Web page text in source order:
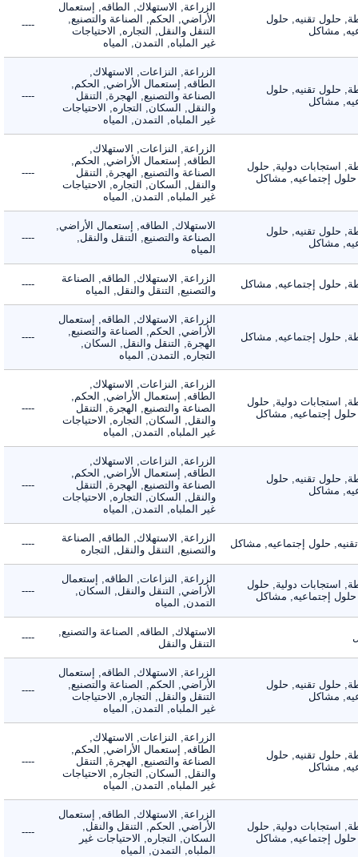
حلول تقنيه, حلول
مشاكل
الزراعة, الاستهلاك, الطاقه, إستعمال
الأراضي, الحكم, الصناعة والتصنيع,
التنقل والنقل, التجاره, الاحتياجات
غير الملباه, التمدن, المياه
----
حلول تقنيه, حلول
مشاكل
الزراعة, النزاعات, الاستهلاك,
الطاقه, إستعمال الأراضي, الحكم,
الصناعة والتصنيع, الهجرة, التنقل
والنقل, السكان, التجاره, الاحتياجات
غير الملباه, التمدن, المياه
----
استجابات دولية, حلول
إجتماعيه, مشاكل
الزراعة, النزاعات, الاستهلاك,
الطاقه, إستعمال الأراضي, الحكم,
الصناعة والتصنيع, الهجرة, التنقل
والنقل, السكان, التجاره, الاحتياجات
غير الملباه, التمدن, المياه
----
حلول تقنيه, حلول
مشاكل
الاستهلاك, الطاقه, إستعمال الأراضي,
الصناعة والتصنيع, التنقل والنقل,
المياه
----
حلول إجتماعيه, مشاكل
الزراعة, الاستهلاك, الطاقه, الصناعة
والتصنيع, التنقل والنقل, المياه
----
حلول إجتماعيه, مشاكل
الزراعة, الاستهلاك, الطاقه, إستعمال
الأراضي, الحكم, الصناعة والتصنيع,
الهجرة, التنقل والنقل, السكان,
التجاره, التمدن, المياه
----
استجابات دولية, حلول
إجتماعيه, مشاكل
الزراعة, النزاعات, الاستهلاك,
الطاقه, إستعمال الأراضي, الحكم,
الصناعة والتصنيع, الهجرة, التنقل
والنقل, السكان, التجاره, الاحتياجات
غير الملباه, التمدن, المياه
----
حلول تقنيه, حلول
مشاكل
الزراعة, النزاعات, الاستهلاك,
الطاقه, إستعمال الأراضي, الحكم,
الصناعة والتصنيع, الهجرة, التنقل
والنقل, السكان, التجاره, الاحتياجات
غير الملباه, التمدن, المياه
----
حلول إجتماعيه, مشاكل
الزراعة, الاستهلاك, الطاقه, الصناعة
والتصنيع, التنقل والنقل, التجاره
----
استجابات دولية, حلول
إجتماعيه, مشاكل
الزراعة, النزاعات, الطاقه, إستعمال
الأراضي, التنقل والنقل, السكان,
التمدن, المياه
----
الاستهلاك, الطاقه, الصناعة والتصنيع,
التنقل والنقل
----
حلول تقنيه, حلول
مشاكل
الزراعة, الاستهلاك, الطاقه, إستعمال
الأراضي, الحكم, الصناعة والتصنيع,
التنقل والنقل, التجاره, الاحتياجات
غير الملباه, التمدن, المياه
----
حلول تقنيه, حلول
مشاكل
الزراعة, النزاعات, الاستهلاك,
الطاقه, إستعمال الأراضي, الحكم,
الصناعة والتصنيع, الهجرة, التنقل
والنقل, السكان, التجاره, الاحتياجات
غير الملباه, التمدن, المياه
----
استجابات دولية, حلول
إجتماعيه, مشاكل
الزراعة, الاستهلاك, الطاقه, إستعمال
الأراضي, الحكم, التنقل والنقل,
السكان, التجاره, الاحتياجات غير
الملباه, التمدن, المياه
----